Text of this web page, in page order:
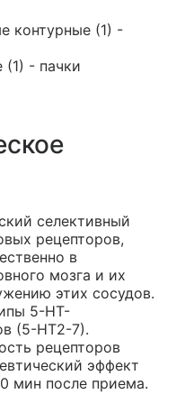
контурные (1) -
(1) - пачки
селективный
рецепторов,
в
мозга и их
этих сосудов.
5-НТ-
(5-НТ2-7).
рецепторов
эффект
мин после приема.